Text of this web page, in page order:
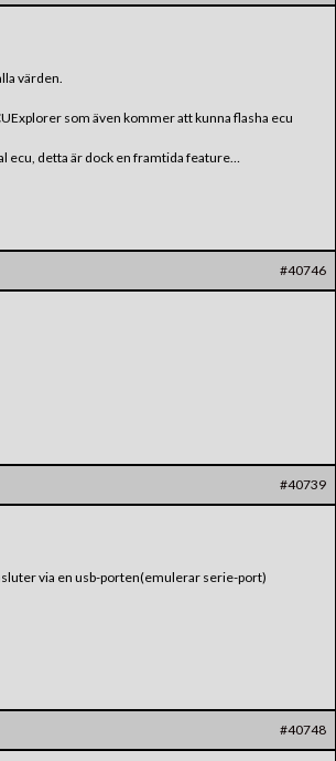
värden.
som även kommer att kunna flasha ecu
ecu, detta är dock en framtida feature…
#40746
#40739
via en usb-porten(emulerar serie-port)
#40748